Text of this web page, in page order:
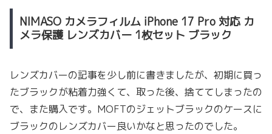
NIMASO カメラフィルム iPhone 17 Pro 対応 カ
メラ保護 レンズカバー 1枚セット ブラック
レンズカバーの記事を少し前に書きましたが、初期に買っ
たブラックが粘着力強くて、取った後、捨ててしまったの
で、また購入です。MOFTのジェットブラックのケースに
ブラックのレンズカバー良いかなと思ったのでした。